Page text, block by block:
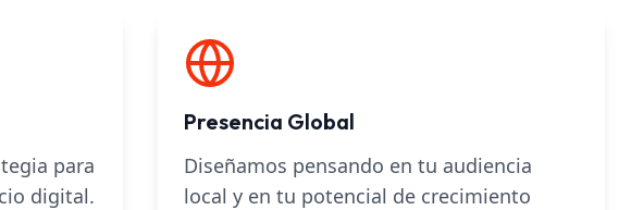
para
digital.
Presencia Global
Diseñamos pensando en tu audiencia
local y en tu potencial de crecimiento